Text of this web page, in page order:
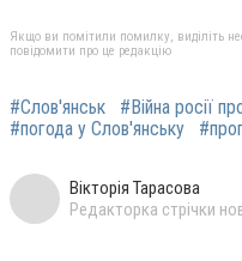
Якщо ви помітили помилку, виділіть
повідомити про це редакцію
#Слов'янськ #Війна росії
#погода у Слов'янську
Вікторія Тарасова
Редакторка стрічки